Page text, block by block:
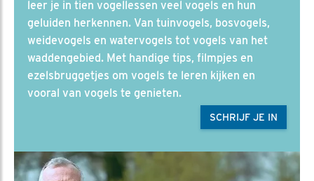
leer je in tien vogellessen veel vogels en hun
geluiden herkennen. Van tuinvogels, bosvogels,
weidevogels en watervogels tot vogels van het
waddengebied. Met handige tips, filmpjes en
ezelsbruggetjes om vogels te leren kijken en
vooral van vogels te genieten.
SCHRIJF JE IN